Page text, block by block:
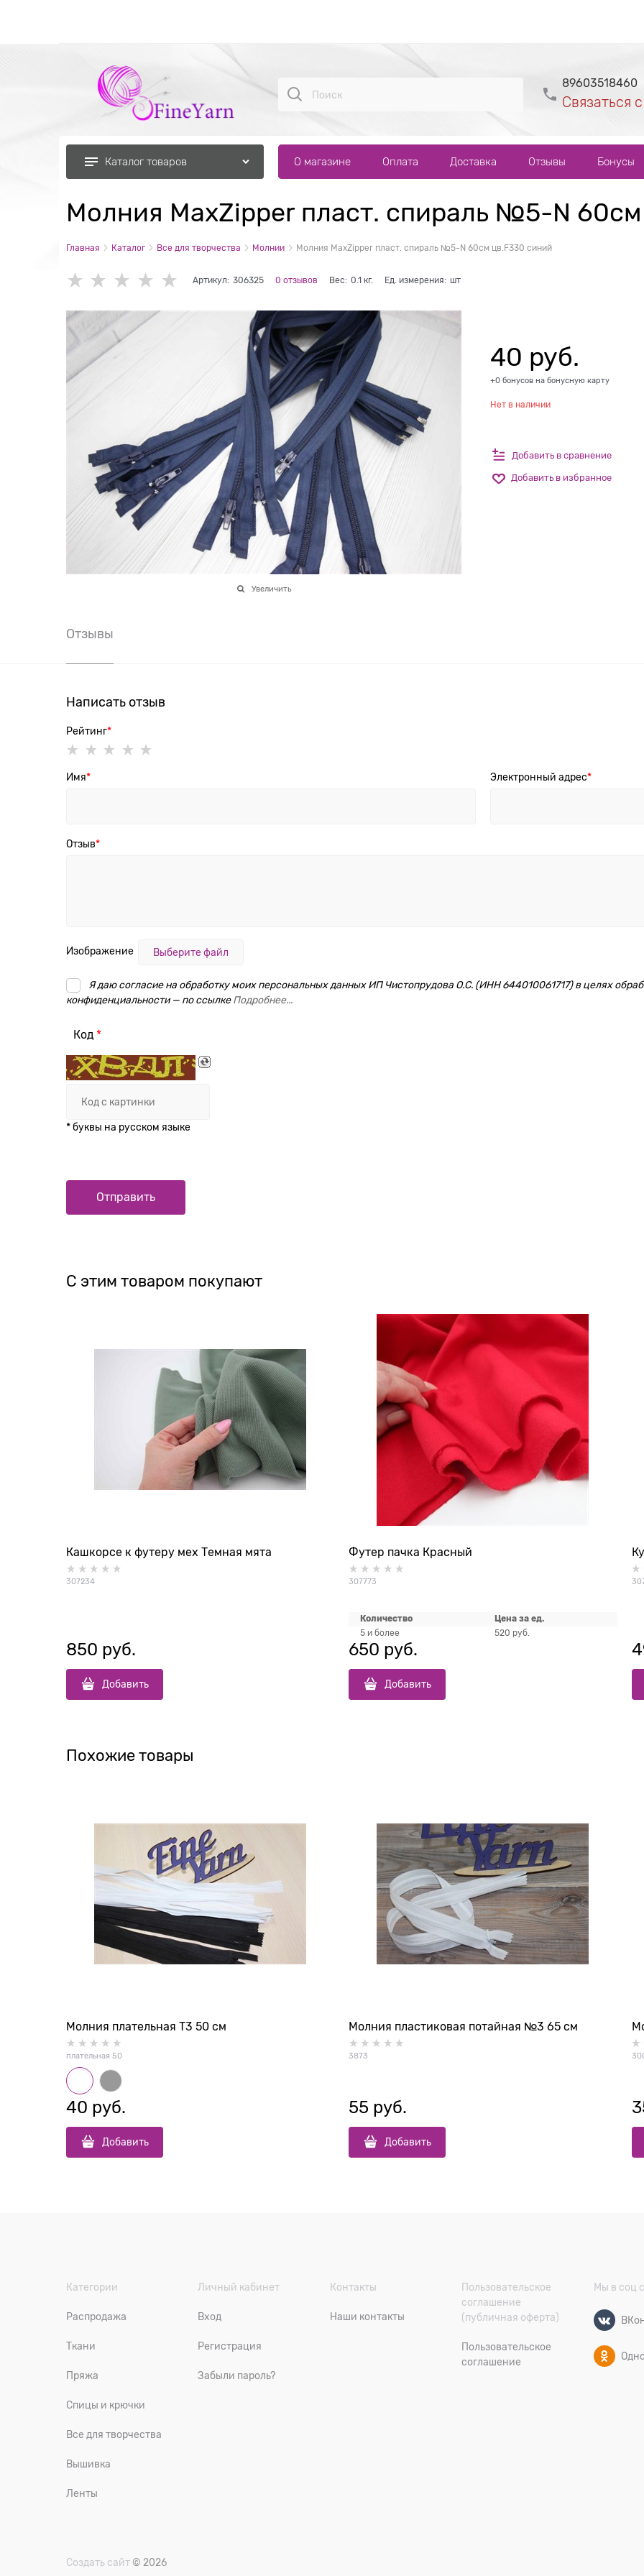
89603518460
Связаться
Каталог товаров О магазине Оплата Доставка Отзывы Бонусы
Молния MaxZipper пласт. спираль №5-N
Главная Каталог Все для творчества Молнии Молния MaxZipper пласт. спираль №5-N 60см цв.F330 синий
Артикул: 306325 0 отзывов Вес: 0.1 кг. Ед. измерения: шт
Увеличить
40 руб.
+0 бонусов на бонусную карту
Нет в наличии
Добавить в сравнение
Добавить в избранное
Отзывы
Написать отзыв
Рейтинг
Имя Электронный адрес
Отзыв
Изображение Выберите файл
Я даю согласие на обработку моих персональных данных ИП Чистопрудова О.С. (ИНН 644010061717) в целях
конфиденциальности — по ссылкеПодробнее...
Код
* буквы на русском языке
С этим товаром покупают
Кашкорсе к футеру мех Темная мята
307234
850 руб.
Добавить
Футер пачка Красный
307773
Количество
Цена за ед.
5 и более
520 руб.
650 руб.
Добавить
Похожие товары
Молния плательная Т3 50 см
плательная 50
40 руб.
Добавить
Молния пластиковая потайная №3 65 см
3873
55 руб.
Добавить
Категории
Распродажа
Ткани
Пряжа
Спицы и крючки
Все для творчества
Вышивка
Ленты
Личный кабинет
Вход
Регистрация
Забыли пароль?
Контакты
Наши контакты
Пользовательское
соглашение
(публичная оферта)
Пользовательское
соглашение
Мы в соц
Создать сайт © 2026